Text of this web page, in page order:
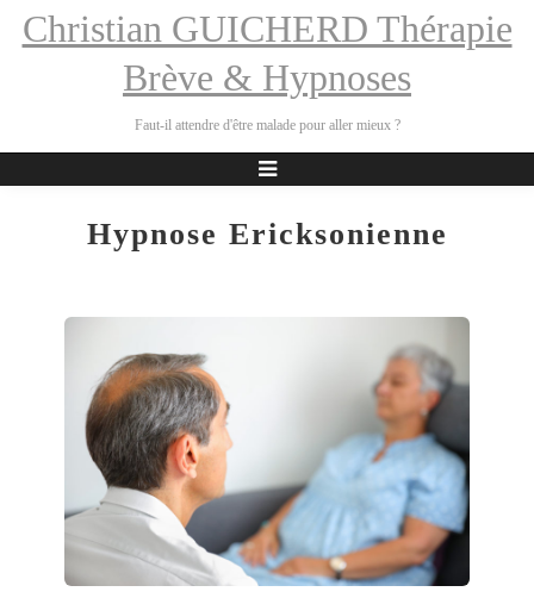
Christian GUICHERD Thérapie
Brève & Hypnoses
Faut-il attendre d'être malade pour aller mieux ?
Hypnose Ericksonienne